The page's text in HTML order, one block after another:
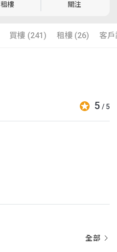
租樓 關注
買樓 (241) 租樓 (26) 客
5 / 5
全部